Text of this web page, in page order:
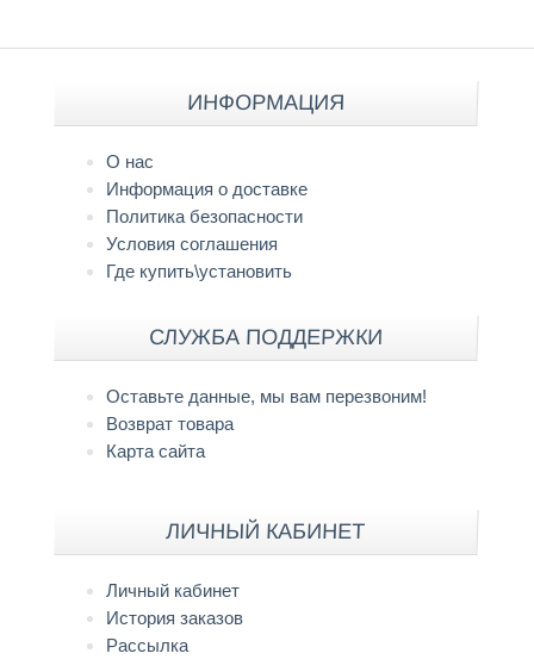
ИНФОРМАЦИЯ
О нас
Информация о доставке
Политика безопасности
Условия соглашения
Где купить\установить
СЛУЖБА ПОДДЕРЖКИ
Оставьте данные, мы вам перезвоним!
Возврат товара
Карта сайта
ЛИЧНЫЙ КАБИНЕТ
Личный кабинет
История заказов
Рассылка